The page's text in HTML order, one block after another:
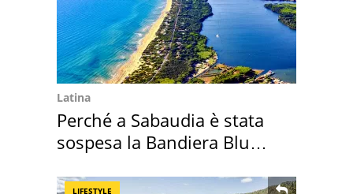
Latina
Perché a Sabaudia è stata
sospesa la Bandiera Blu
LIFESTYLE